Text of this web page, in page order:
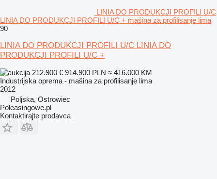
LINIA DO PRODUKCJI PROFILI U/C
LINIA DO PRODUKCJI PROFILI U/C + mašina za profilisanje lima
90
LINIA DO PRODUKCJI PROFILI U/C LINIA DO
PRODUKCJI PROFILI U/C +
212.900 € 914.900 PLN ≈ 416.000 KM
Industrijska oprema - mašina za profilisanje lima
2012
Poljska, Ostrowiec
Poleasingowe.pl
Kontaktirajte prodavca